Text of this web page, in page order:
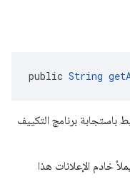
public String
باستجابة برنامج التكييف
خادم الإعلانات هذا